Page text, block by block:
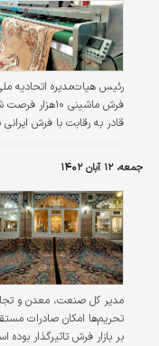
رئیس هیات‌مدیره اتحادیه
فرش ماشینی
قادر به رقابت با فرش
جمعه، ۱۲ آبان ۱۴۰۲
مدیر کل صنعت، معدن و
تحریم‌ها امکان صادرات
بر بازار فرش تاثیرگذار بوده